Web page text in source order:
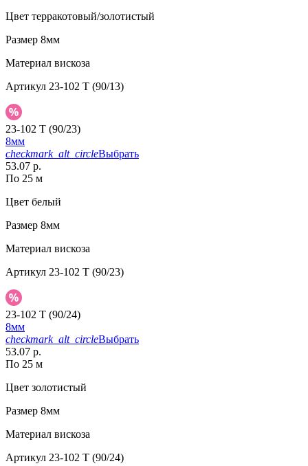
Цвет терракотовый/золотистый
Размер 8мм
Материал вискоза
Артикул 23-102 T (90/13)
23-102 T (90/23)
8мм
checkmark_alt_circleВыбрать
53.07 р.
По 25 м
Цвет белый
Размер 8мм
Материал вискоза
Артикул 23-102 T (90/23)
23-102 T (90/24)
8мм
checkmark_alt_circleВыбрать
53.07 р.
По 25 м
Цвет золотистый
Размер 8мм
Материал вискоза
Артикул 23-102 T (90/24)